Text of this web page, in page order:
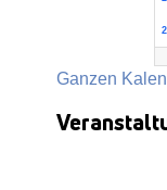
Ganzen